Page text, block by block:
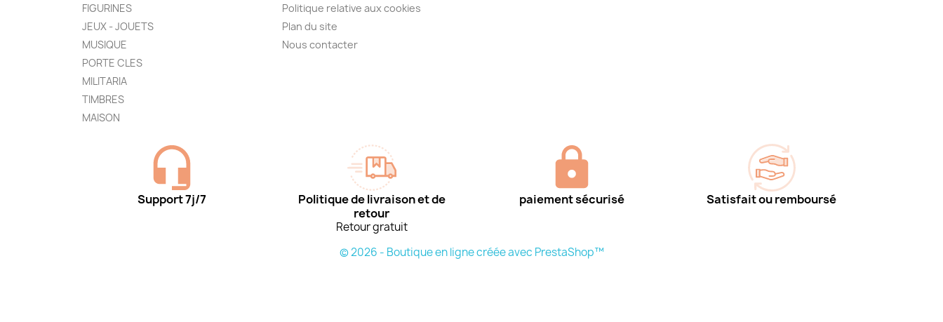
FIGURINES
JEUX - JOUETS
MUSIQUE
PORTE CLES
MILITARIA
TIMBRES
MAISON
Politique relative aux cookies
Plan du site
Nous contacter
Support 7j/7
Politique de livraison et de
retour
Retour gratuit
paiement sécurisé Satisfait ou remboursé
© 2026 - Boutique en ligne créée avec PrestaShop™